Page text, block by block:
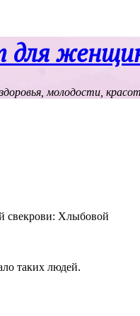
для
молодости,
свекрови: Хлыбовой
таких людей.